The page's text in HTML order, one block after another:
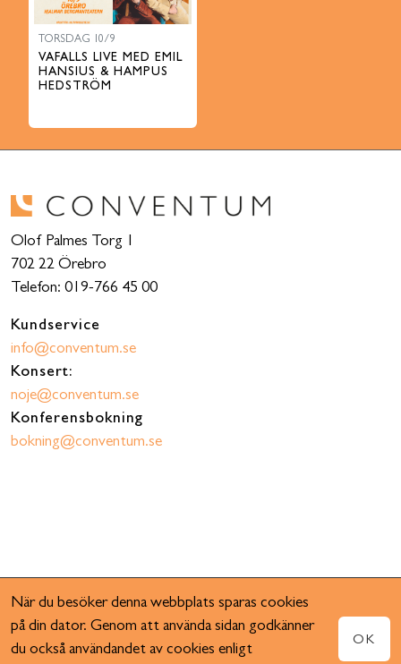
TORSDAG 10/9
VAFALLS LIVE MED EMIL
HANSIUS & HAMPUS
HEDSTRÖM
Olof Palmes Torg 1
702 22 Örebro
Telefon: 019-766 45 00
Kundservice
info@conventum.se
Konsert:
noje@conventum.se
Konferensbokning
bokning@conventum.se
När du besöker denna webbplats sparas cookies
på din dator. Genom att använda sidan godkänner
du också användandet av cookies enligt
OK